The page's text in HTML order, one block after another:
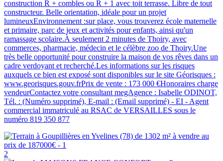
construction R + combles ou R + 1 avec toit terrasse. Libre de tout
constructeur. Belle orientation, idéale pour un projet
lumineuxEnvironnement :sur place, vous trouverez école maternelle
et primaire, parc de jeux et activités pour enfants, ainsi qu'un
ramassage scolaire.À seulement 2 minutes de Thoiry, avec
commerces, pharmacie, médecin et le célèbre zoo de Thoiry.Une
très belle opportunité pour construire la maison de vos rêves dans un
cadre verdoyant et recherché.Les informations sur les risques
auxquels ce bien est exposé sont disponibles sur le site Géorisques :
www.georisques.gouv.frPrix de vente : 173 000 €Honoraires charge
vendeurContactez votre consultant megAgence : Isabelle ODINOT,
Tél. : (Numéro supprimé), E-mail : (Email supprimé) - EI - Agent
commercial immatriculé au RSAC de VERSAILLES sous le
numéro 819 350 877
2